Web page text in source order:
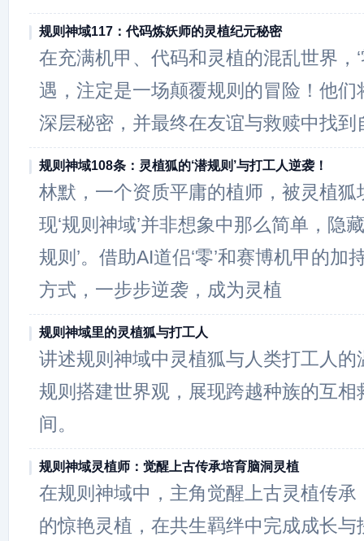
规则神域117：代码炼妖师的灵植纪元秘密
在充满机甲、代码和灵植的混乱世界，‘
遇，注定是一场颠覆规则的冒险！他们
深层秘密，并最终在友谊与救赎中找到
规则神域108条：灵植狐的‘潜规则’与打工人逆袭！
林默，一个资质平庸的植师，被灵植狐
现‘规则神域’并非想象中那么简单，隐
规则’。借助AI道侣‘零’和赛博机甲的加
方式，一步步逆袭，成为灵植
规则神域里的灵植狐与打工人
讲述规则神域中灵植狐与人类打工人的
规则搭建世界观，展现跨越种族的互相
间。
规则神域灵植师：觉醒上古传承培育脑洞灵植
在规则神域中，主角觉醒上古灵植传承
的惊艳灵植，在共生羁绊中完成成长与